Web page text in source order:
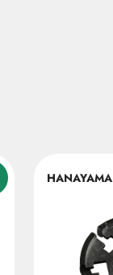
HANAYAMA